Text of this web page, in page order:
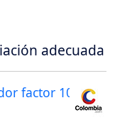
adecuada